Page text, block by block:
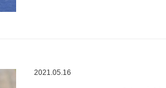
2021.05.16